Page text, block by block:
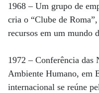
1968 – Um grupo de
cria o “Clube de
recursos em um mundo
1972 – Conferência das
Ambiente Humano, em
internacional se reúne